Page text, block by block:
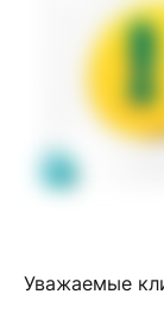
Уважаемые